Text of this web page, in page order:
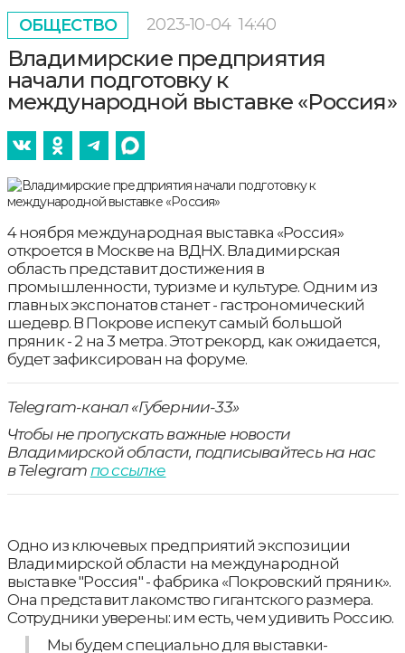
ОБЩЕСТВО 2023-10-04 14:40
Владимирские предприятия
начали подготовку к
международной выставке «Россия»
4 ноября международная выставка «Россия»
откроется в Москве на ВДНХ. Владимирская
область представит достижения в
промышленности, туризме и культуре. Одним из
главных экспонатов станет - гастрономический
шедевр. В Покрове испекут самый большой
пряник - 2 на 3 метра. Этот рекорд, как ожидается,
будет зафиксирован на форуме.
Telegram-канал «Губернии-33»
Чтобы не пропускать важные новости
Владимирской области, подписывайтесь на нас
в Telegram по ссылке
Одно из ключевых предприятий экспозиции
Владимирской области на международной
выставке "Россия" - фабрика «Покровский пряник».
Она представит лакомство гигантского размера.
Сотрудники уверены: им есть, чем удивить Россию.
Мы будем специально для выставки-